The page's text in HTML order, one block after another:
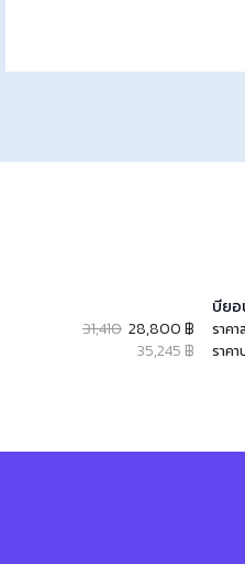
31,410 28,800 ฿
35,245 ฿
บียอ
ราคา
ราค